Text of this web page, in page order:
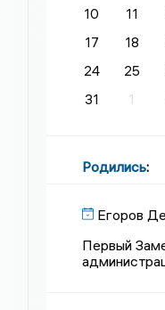
10
11
17
18
24
25
31
1
Родились:
Егоров
Первый